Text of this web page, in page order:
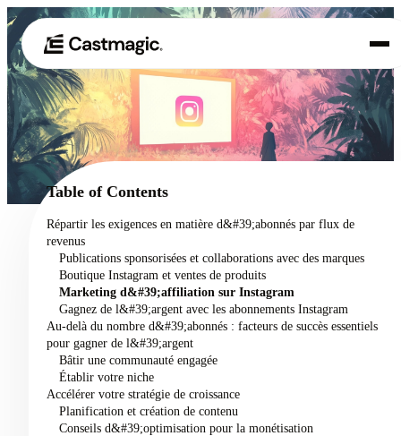
01 Produit
Cas d'utilisation
Tarification
À propos de nous
Table of Contents
Répartir les exigences en matière d&#39;abonnés par flux de
revenus
Publications sponsorisées et collaborations avec des marques
Boutique Instagram et ventes de produits
Marketing d&#39;affiliation sur Instagram
Gagnez de l&#39;argent avec les abonnements Instagram
Au-delà du nombre d&#39;abonnés : facteurs de succès essentiels
pour gagner de l&#39;argent
Bâtir une communauté engagée
Établir votre niche
Accélérer votre stratégie de croissance
Planification et création de contenu
Conseils d&#39;optimisation pour la monétisation